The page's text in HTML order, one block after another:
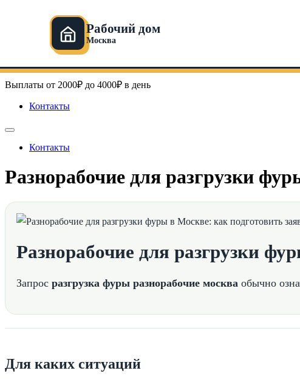
Рабочий дом
Москва
к
содержимому
Выплаты от 2000₽ до 4000₽ в день
Контакты
Контакты
Разнорабочие для разгрузки
Разнорабочие для разгрузки
Запрос разгрузка фуры разнорабочие москва обычно
Для каких ситуаций